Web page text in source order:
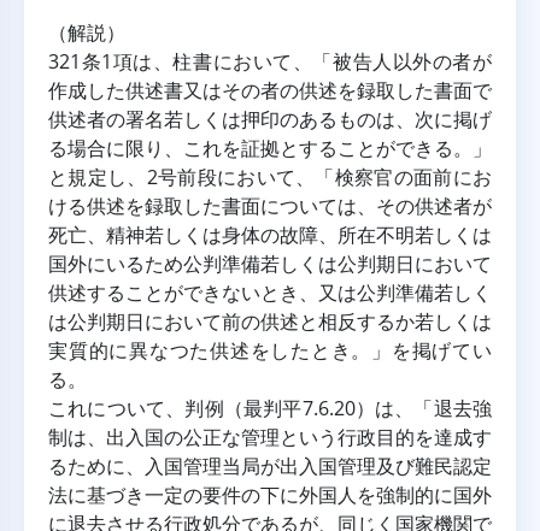
（解説）
321条1項は、柱書において、「被告人以外の者が
作成した供述書又はその者の供述を録取した書面で
供述者の署名若しくは押印のあるものは、次に掲げ
る場合に限り、これを証拠とすることができる。」
と規定し、2号前段において、「検察官の面前にお
ける供述を録取した書面については、その供述者が
死亡、精神若しくは身体の故障、所在不明若しくは
国外にいるため公判準備若しくは公判期日において
供述することができないとき、又は公判準備若しく
は公判期日において前の供述と相反するか若しくは
実質的に異なつた供述をしたとき。」を掲げてい
る。
これについて、判例（最判平7.6.20）は、「退去強
制は、出入国の公正な管理という行政目的を達成す
るために、入国管理当局が出入国管理及び難民認定
法に基づき一定の要件の下に外国人を強制的に国外
に退去させる行政処分であるが、同じく国家機関で